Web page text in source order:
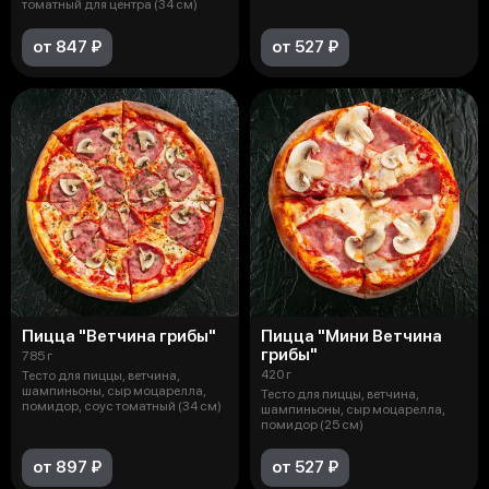
томатный для центра (34 см)
от 847 ₽ от 527 ₽
Пицца "Ветчина грибы"
785 г
Тесто для пиццы, ветчина,
шампиньоны, сыр моцарелла,
помидор, соус томатный (34 см)
от 897 ₽
Пицца "Мини Ветчина
грибы"
420 г
Тесто для пиццы, ветчина,
шампиньоны, сыр моцарелла,
помидор (25 см)
от 527 ₽